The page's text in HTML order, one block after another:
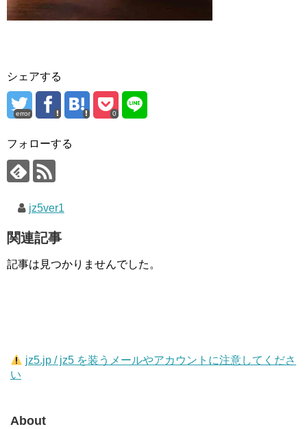
シェアする
error 0
フォローする
jz5ver1
関連記事
記事は見つかりませんでした。
jz5.jp / jz5 を装うメールやアカウントに注意してくださ
い
About